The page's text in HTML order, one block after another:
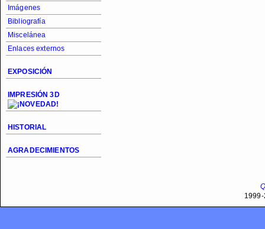
Imágenes
Bibliografía
Miscelánea
Enlaces externos
EXPOSICIÓN
IMPRESIÓN 3D
HISTORIAL
AGRADECIMIENTOS